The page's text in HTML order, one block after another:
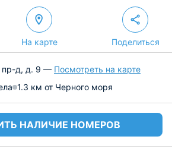
На карте Поделиться
пр-д, д. 9 — Посмотреть на карте
1.3 км от Черного моря
НАЛИЧИЕ НОМЕРОВ